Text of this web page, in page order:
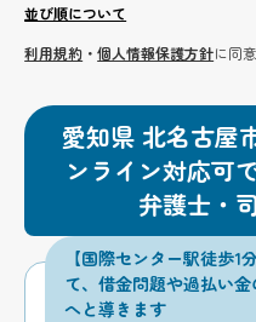
並び順について
利用規約 ・個人情報保護方針に同
愛知県 北名古屋
ンライン対応可
弁護士・
【国際センター駅徒歩1
て、借金問題や過払い金
へと導きます